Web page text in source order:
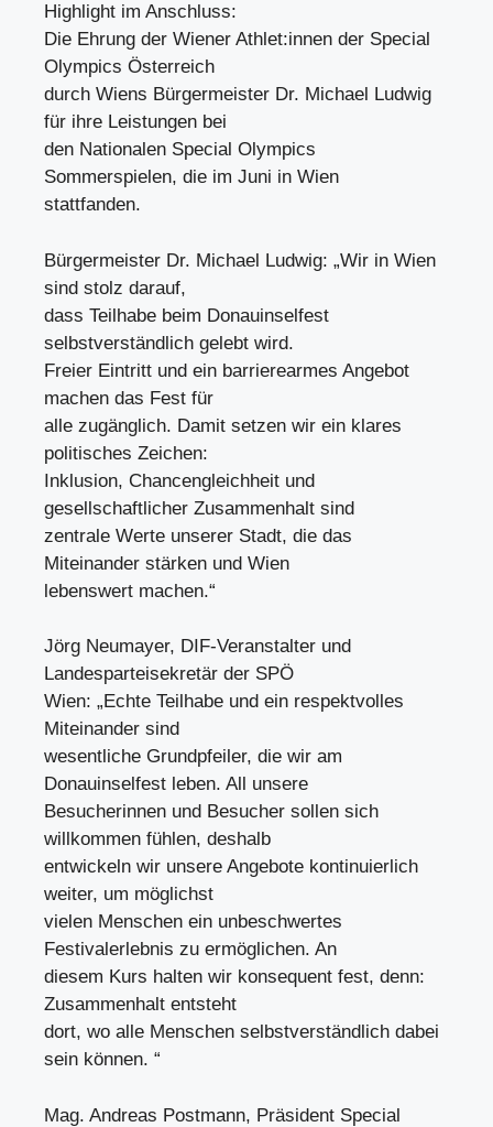
Highlight im Anschluss:
Die Ehrung der Wiener Athlet:innen der Special
Olympics Österreich
durch Wiens Bürgermeister Dr. Michael Ludwig
für ihre Leistungen bei
den Nationalen Special Olympics
Sommerspielen, die im Juni in Wien
stattfanden.
Bürgermeister Dr. Michael Ludwig: „Wir in Wien
sind stolz darauf,
dass Teilhabe beim Donauinselfest
selbstverständlich gelebt wird.
Freier Eintritt und ein barrierearmes Angebot
machen das Fest für
alle zugänglich. Damit setzen wir ein klares
politisches Zeichen:
Inklusion, Chancengleichheit und
gesellschaftlicher Zusammenhalt sind
zentrale Werte unserer Stadt, die das
Miteinander stärken und Wien
lebenswert machen.“
Jörg Neumayer, DIF-Veranstalter und
Landesparteisekretär der SPÖ
Wien: „Echte Teilhabe und ein respektvolles
Miteinander sind
wesentliche Grundpfeiler, die wir am
Donauinselfest leben. All unsere
Besucherinnen und Besucher sollen sich
willkommen fühlen, deshalb
entwickeln wir unsere Angebote kontinuierlich
weiter, um möglichst
vielen Menschen ein unbeschwertes
Festivalerlebnis zu ermöglichen. An
diesem Kurs halten wir konsequent fest, denn:
Zusammenhalt entsteht
dort, wo alle Menschen selbstverständlich dabei
sein können. “
Mag. Andreas Postmann, Präsident Special